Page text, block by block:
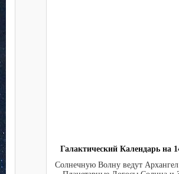
Галактический Календарь на
Солнечную Волну ведут